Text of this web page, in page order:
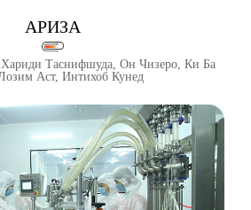
АРИЗА
Таснифшуда, Он Чизеро, Ки Ба
Аст, Интихоб Кунед